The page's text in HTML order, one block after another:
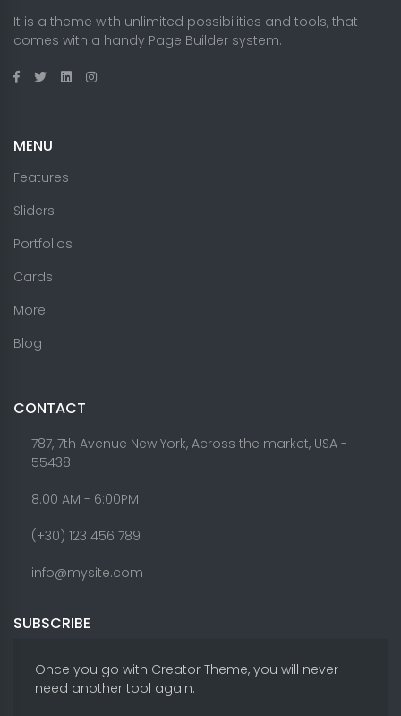
It is a theme with unlimited possibilities and tools, that
comes with a handy Page Builder system.
MENU
Features
Sliders
Portfolios
Cards
More
Blog
CONTACT
787, 7th Avenue New York, Across the market, USA -
55438
8.00 AM - 6:00PM
(+30) 123 456 789
info@mysite.com
SUBSCRIBE
Once you go with Creator Theme, you will never
need another tool again.